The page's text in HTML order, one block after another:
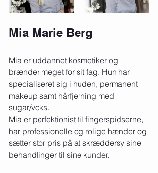
Mia Marie Berg
Mia er uddannet kosmetiker og
brænder meget for sit fag. Hun har
specialiseret sig i huden, permanent
makeup samt hårfjerning med
sugar/voks.
Mia er perfektionist til fingerspidserne,
har professionelle og rolige hænder og
sætter stor pris på at skræddersy sine
behandlinger til sine kunder.